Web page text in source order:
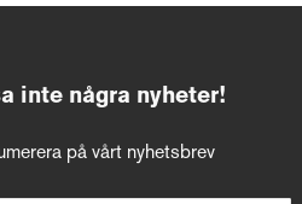
inte några nyheter!
på vårt nyhetsbrev